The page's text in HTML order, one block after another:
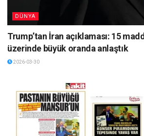
DÜNYA
Trump’tan İran açıklaması: 15
üzerinde büyük oranda anlaştık
2026-03-30